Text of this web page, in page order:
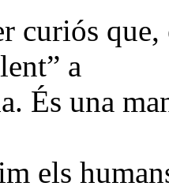
curiós
a
És una
els